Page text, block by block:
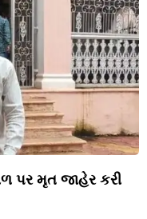
પર મૃત જાહેર કરી